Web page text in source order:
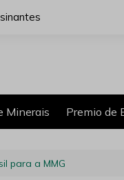
Minerais Premio de
para a MMG